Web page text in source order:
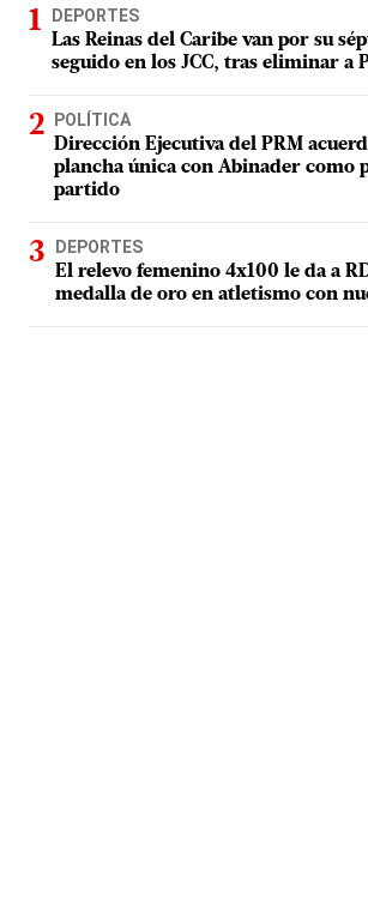
DEPORTES
Las Reinas del Caribe van por su
seguido en los JCC, tras eliminar a
POLÍTICA
Dirección Ejecutiva del PRM
plancha única con Abinader como
partido
DEPORTES
El relevo femenino 4x100 le da a
medalla de oro en atletismo con